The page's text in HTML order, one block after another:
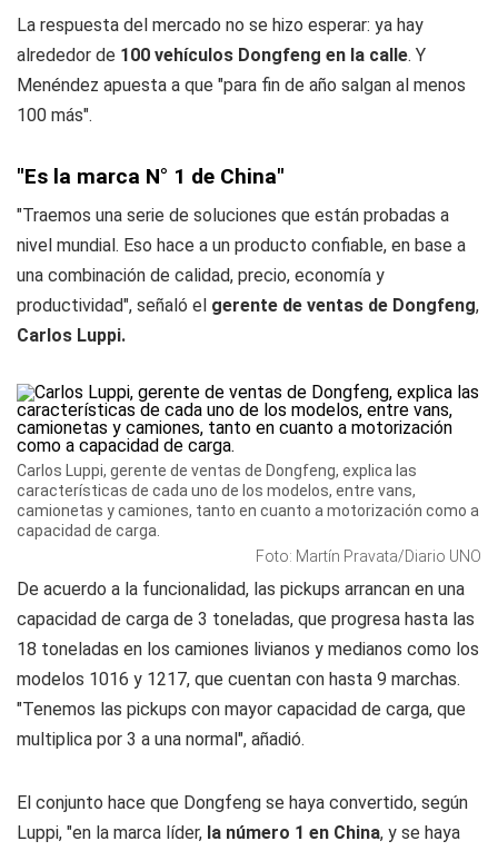
La respuesta del mercado no se hizo esperar: ya hay
alrededor de 100 vehículos Dongfeng en la calle. Y
Menéndez apuesta a que "para fin de año salgan al menos
100 más".
"Es la marca N° 1 de China"
"Traemos una serie de soluciones que están probadas a
nivel mundial. Eso hace a un producto confiable, en base a
una combinación de calidad, precio, economía y
productividad", señaló el gerente de ventas de Dongfeng,
Carlos Luppi.
Carlos Luppi, gerente de ventas de Dongfeng, explica las
características de cada uno de los modelos, entre vans,
camionetas y camiones, tanto en cuanto a motorización como a
capacidad de carga.
Foto: Martín Pravata/Diario UNO
De acuerdo a la funcionalidad, las pickups arrancan en una
capacidad de carga de 3 toneladas, que progresa hasta las
18 toneladas en los camiones livianos y medianos como los
modelos 1016 y 1217, que cuentan con hasta 9 marchas.
"Tenemos las pickups con mayor capacidad de carga, que
multiplica por 3 a una normal", añadió.
El conjunto hace que Dongfeng se haya convertido, según
Luppi, "en la marca líder, la número 1 en China, y se haya